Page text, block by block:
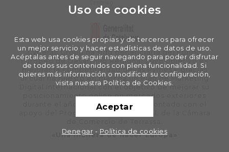
Cyberall Group ha sido beneficiaria del Fondo
Europeo de Desarrollo Regional cuyo objetivo es
mejorar la competitividad de las Pymes y gracias
al cual ha puesto en marcha un Plan de Marketing
Digital Internacional con el objetivo de mejorar su
posicionamiento online en mercados exteriores
durante el año 2020. Para ello ha contado con el
apoyo del Programa XPANDE DIGITAL de la Cámara
«Una manera de hacer Europa»
Uso de cookies
Esta web usa cookies propias y de terceros para ofrecer
un mejor servicio y hacer estadísticas de datos de uso.
Acéptalas antes de seguir navegando para poder disfrutar
de todos sus contenidos con plena funcionalidad. Si
quieres más información o modificar su configuración,
visita nuestra Política de Cookies.
Aceptar
Denegar - Política de cookies